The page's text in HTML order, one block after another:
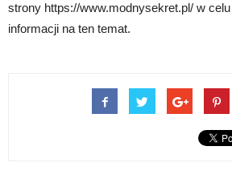
strony https://www.modnysekret.pl/ w
informacji na ten temat.